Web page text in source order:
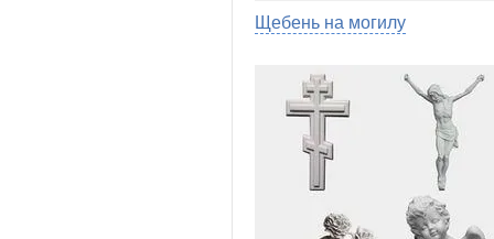
Щебень на могилу